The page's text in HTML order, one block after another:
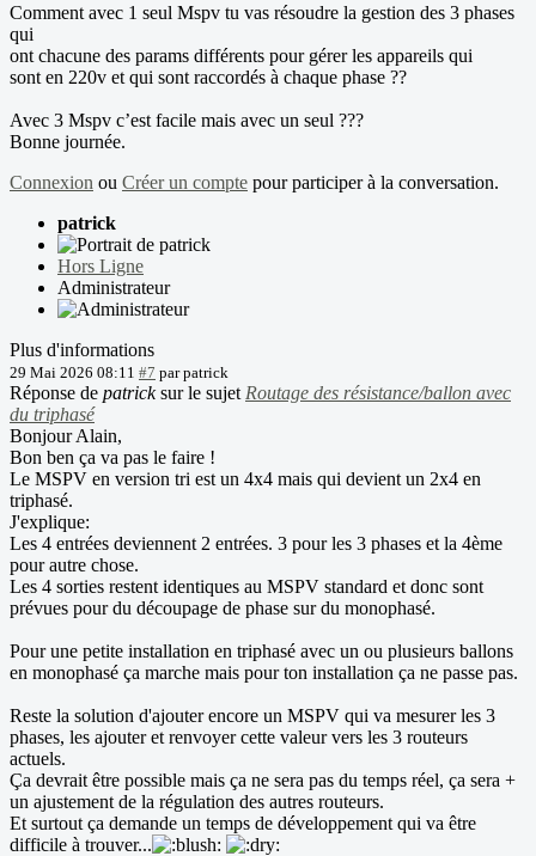
Comment avec 1 seul Mspv tu vas résoudre la gestion des 3 phases
qui
ont chacune des params différents pour gérer les appareils qui
sont en 220v et qui sont raccordés à chaque phase ??
Avec 3 Mspv c’est facile mais avec un seul ???
Bonne journée.
Connexion ou Créer un compte pour participer à la conversation.
patrick
Hors Ligne
Administrateur
Plus d'informations
29 Mai 2026 08:11 #7 parpatrick
Réponse de patricksur le sujet Routage des résistance/ballon avec
du triphasé
Bonjour Alain,
Bon ben ça va pas le faire !
Le MSPV en version tri est un 4x4 mais qui devient un 2x4 en
triphasé.
J'explique:
Les 4 entrées deviennent 2 entrées. 3 pour les 3 phases et la 4ème
pour autre chose.
Les 4 sorties restent identiques au MSPV standard et donc sont
prévues pour du découpage de phase sur du monophasé.
Pour une petite installation en triphasé avec un ou plusieurs ballons
en monophasé ça marche mais pour ton installation ça ne passe pas.
Reste la solution d'ajouter encore un MSPV qui va mesurer les 3
phases, les ajouter et renvoyer cette valeur vers les 3 routeurs
actuels.
Ça devrait être possible mais ça ne sera pas du temps réel, ça sera +
un ajustement de la régulation des autres routeurs.
Et surtout ça demande un temps de développement qui va être
difficile à trouver...